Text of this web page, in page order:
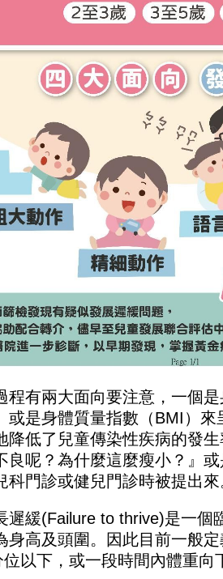
程有兩大面向要注意，一個
或是身體質量指數（BMI ）來
降低了兒童傳染性疾病的發
良呢？為什麼這麼瘦小？』
科門診或健兒門診時被提出來
遲緩(Failure to thrive)是一個
身高及頭圍。因此目前一般
以下，或一段時間內體重向